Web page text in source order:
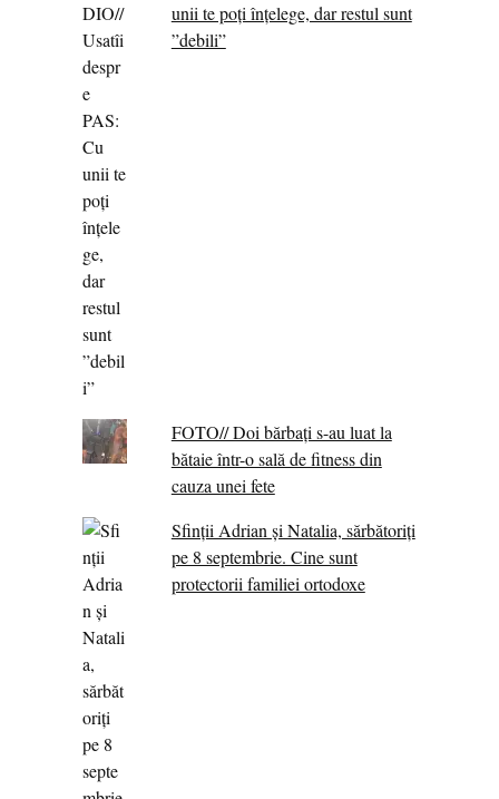
unii te poți înțelege, dar restul sunt
”debili”
FOTO// Doi bărbați s-au luat la
bătaie într-o sală de fitness din
cauza unei fete
Sfinții Adrian și Natalia, sărbătoriți
pe 8 septembrie. Cine sunt
protectorii familiei ortodoxe